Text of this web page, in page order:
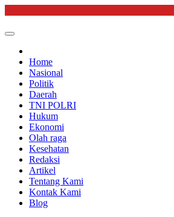
content
Home
Nasional
Politik
Daerah
TNI POLRI
Hukum
Ekonomi
Olah raga
Kesehatan
Redaksi
Artikel
Tentang Kami
Kontak Kami
Blog